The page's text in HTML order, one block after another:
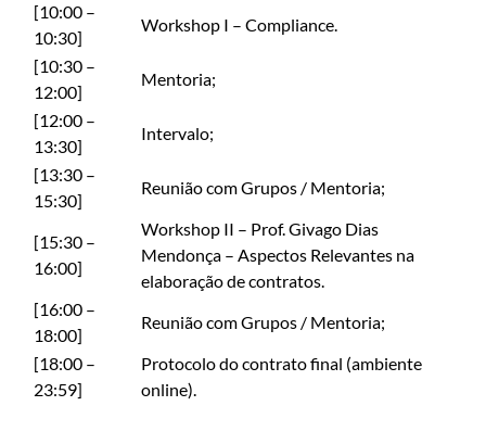
[10:00 –
10:30]
Workshop I – Compliance.
[10:30 –
12:00]
Mentoria;
[12:00 –
13:30]
Intervalo;
[13:30 –
15:30]
Reunião com Grupos / Mentoria;
[15:30 –
16:00]
Workshop II – Prof. Givago Dias
Mendonça – Aspectos Relevantes na
elaboração de contratos.
[16:00 –
18:00]
Reunião com Grupos / Mentoria;
[18:00 –
23:59]
Protocolo do contrato final (ambiente
online).